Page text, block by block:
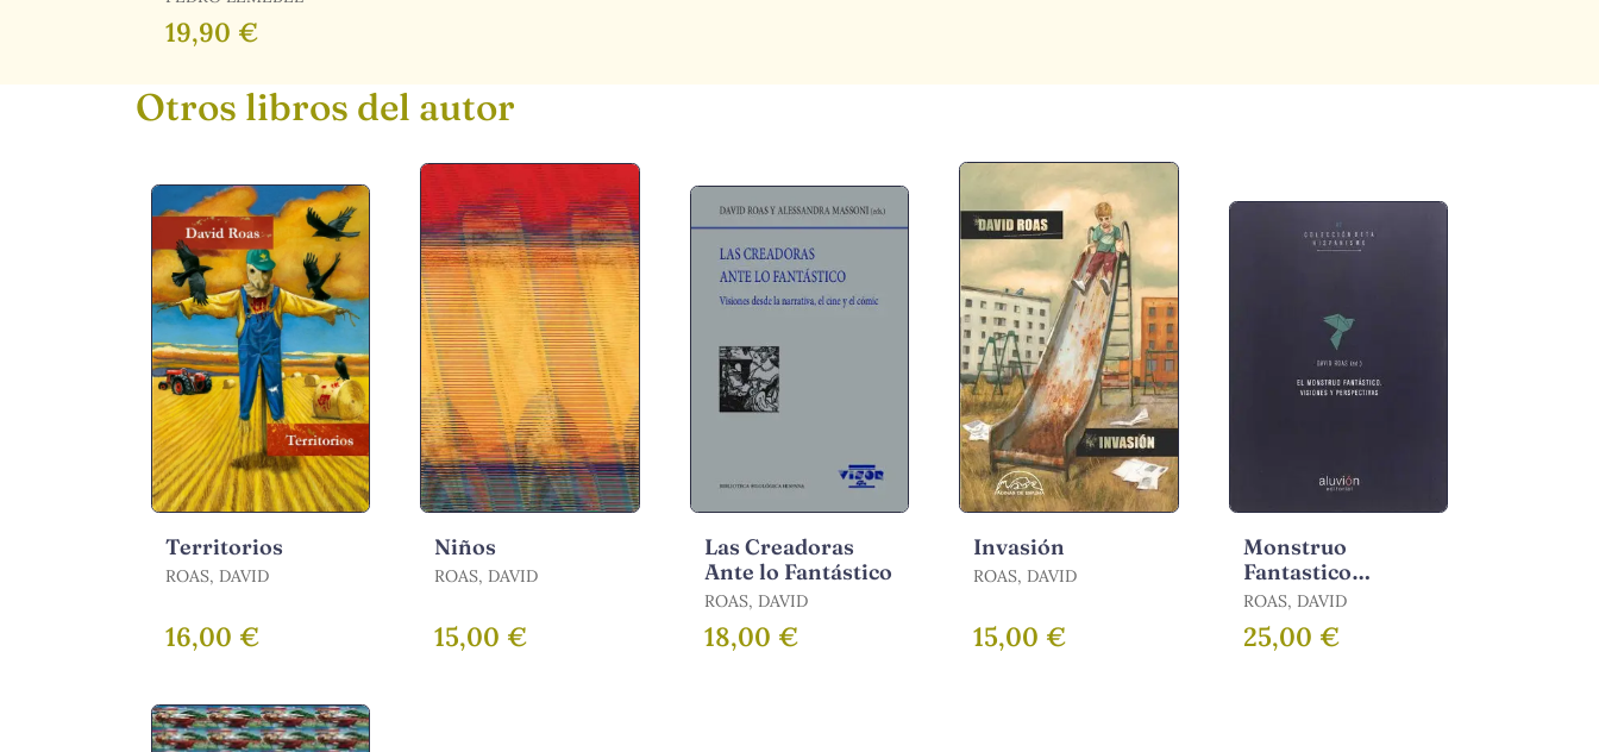
19,90 €
Otros libros del autor
Territorios
ROAS, DAVID
16,00 €
Niños
ROAS, DAVID
15,00 €
Las Creadoras
Ante lo Fantástico
ROAS, DAVID
18,00 €
Invasión
ROAS, DAVID
15,00 €
Monstruo
Fantastico
Visiones y
Perspectivas
ROAS, DAVID
25,00 €